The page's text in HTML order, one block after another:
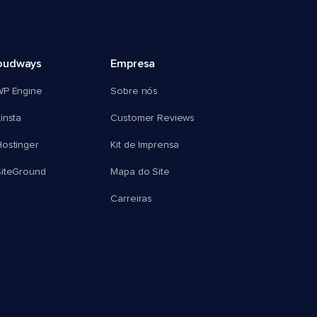
Engine
Empresa
Sobre nós
Customer Reviews
Kit de Imprensa
Mapa do Site
Carreiras